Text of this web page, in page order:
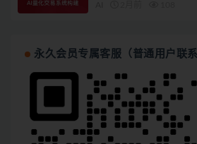
永久会员专属客服（普通用户联